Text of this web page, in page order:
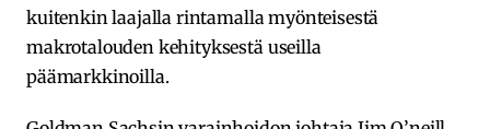
kuitenkin laajalla rintamalla myönteisestä
makrotalouden kehityksestä useilla
päämarkkinoilla.